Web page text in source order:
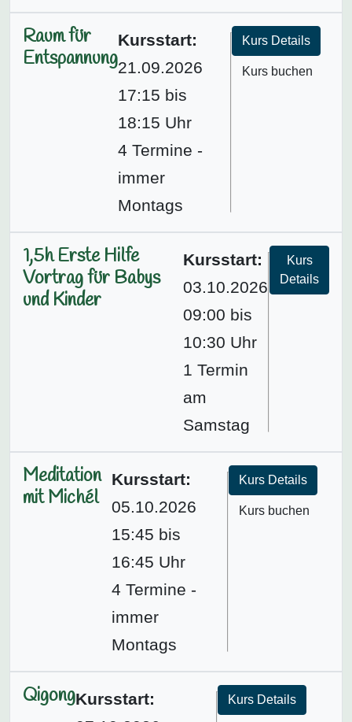
Raum für
Entspannung
Kursstart:
21.09.2026
17:15 bis
18:15 Uhr
4 Termine -
immer
Montags
Kurs Details
Kurs buchen
1,5h Erste Hilfe
Vortrag für Babys
und Kinder
Kursstart:
03.10.2026
09:00 bis
10:30 Uhr
1 Termin
am
Samstag
Kurs
Details
Meditation
mit Michél
Kursstart:
05.10.2026
15:45 bis
16:45 Uhr
4 Termine -
immer
Montags
Kurs Details
Kurs buchen
QigongKursstart:
Kurs Details